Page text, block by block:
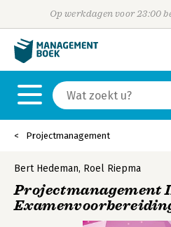
Op werkdagen voor 23:00
Projectmanagement
Bert Hedeman, Roel Riepma
Projectmanagement